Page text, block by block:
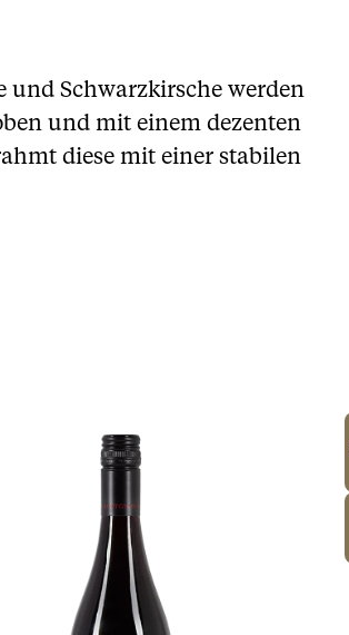
und Schwarzkirsche werden
und mit einem dezenten
diese mit einer stabilen